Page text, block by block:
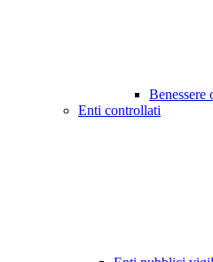
Benessere
Enti controllati